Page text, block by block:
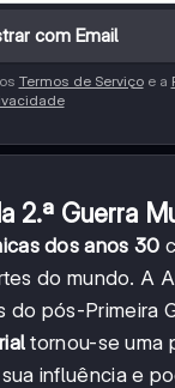
com Email
Termos de Serviçoe a
2.ª Guerra
dos anos 30
do mundo. A
pós-Primeira
tornou-se uma
influência e